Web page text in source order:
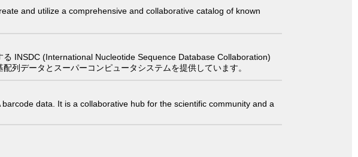
and utilize a comprehensive and collaborative catalog of known
INSDC (International Nucleotide Sequence Database Collaboration)
列データとスーパーコンピュータシステムを提供しています。
data. It is a collaborative hub for the scientific community and a